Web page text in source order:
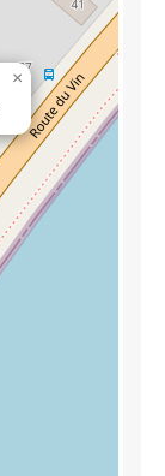
×